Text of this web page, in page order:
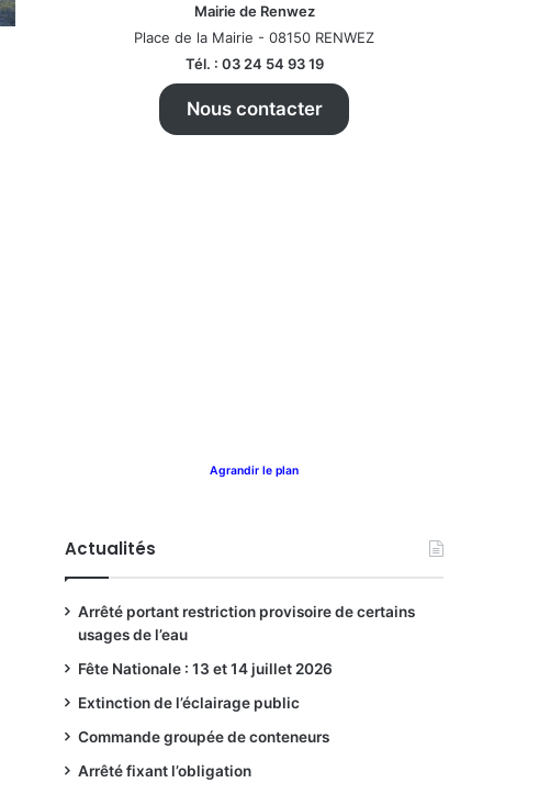
Mairie de Renwez
Place de la Mairie - 08150 RENWEZ
Tél. : 03 24 54 93 19
Nous contacter
Agrandir le plan
Actualités
Arrêté portant restriction provisoire de certains
usages de l’eau
Fête Nationale : 13 et 14 juillet 2026
Extinction de l’éclairage public
Commande groupée de conteneurs
Arrêté fixant l’obligation